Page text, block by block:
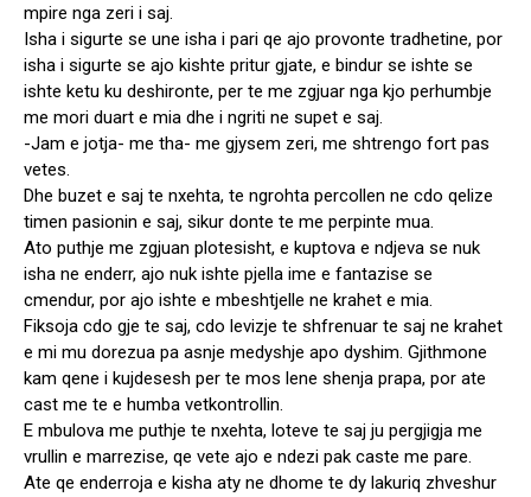
mpire nga zeri i saj.
Isha i sigurte se une isha i pari qe ajo provonte tradhetine, por
isha i sigurte se ajo kishte pritur gjate, e bindur se ishte se
ishte ketu ku deshironte, per te me zgjuar nga kjo perhumbje
me mori duart e mia dhe i ngriti ne supet e saj.
-Jam e jotja- me tha- me gjysem zeri, me shtrengo fort pas
vetes.
Dhe buzet e saj te nxehta, te ngrohta percollen ne cdo qelize
timen pasionin e saj, sikur donte te me perpinte mua.
Ato puthje me zgjuan plotesisht, e kuptova e ndjeva se nuk
isha ne enderr, ajo nuk ishte pjella ime e fantazise se
cmendur, por ajo ishte e mbeshtjelle ne krahet e mia.
Fiksoja cdo gje te saj, cdo levizje te shfrenuar te saj ne krahet
e mi mu dorezua pa asnje medyshje apo dyshim. Gjithmone
kam qene i kujdesesh per te mos lene shenja prapa, por ate
cast me te e humba vetkontrollin.
E mbulova me puthje te nxehta, loteve te saj ju pergjigja me
vrullin e marrezise, qe vete ajo e ndezi pak caste me pare.
Ate qe enderroja e kisha aty ne dhome te dy lakuriq zhveshur